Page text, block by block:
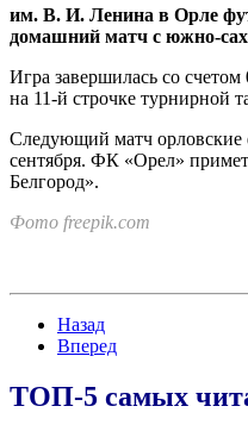
им. В. И. Ленина в Орле
домашний матч с южно-
Игра завершилась со
на 11-й строчке турнирной
Следующий матч орловские
сентября. ФК «Орел»
Белгород».
Фото freepik.com
Назад
Вперед
ТОП-5 самых